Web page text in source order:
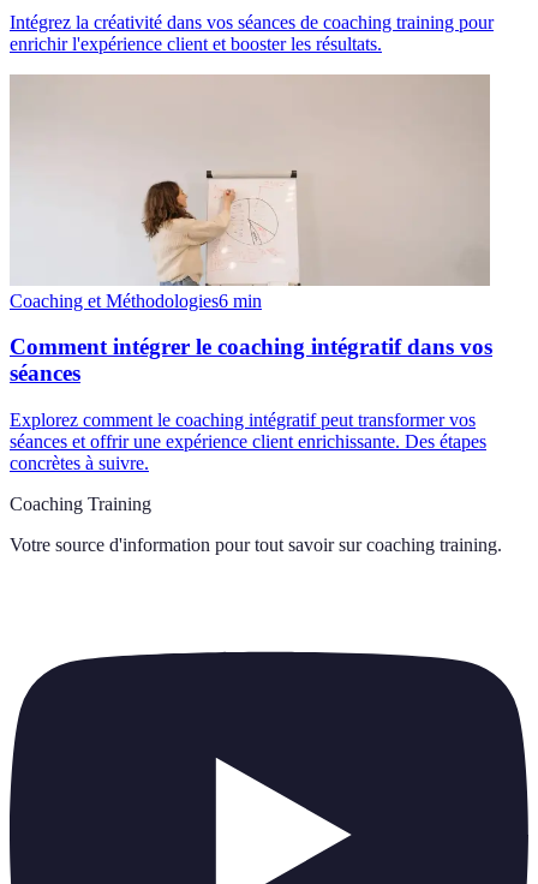
Intégrez la créativité dans vos séances de coaching training pour
enrichir l'expérience client et booster les résultats.
Coaching et Méthodologies6 min
Comment intégrer le coaching intégratif dans vos
séances
Explorez comment le coaching intégratif peut transformer vos
séances et offrir une expérience client enrichissante. Des étapes
concrètes à suivre.
Coaching Training
Votre source d'information pour tout savoir sur coaching training.